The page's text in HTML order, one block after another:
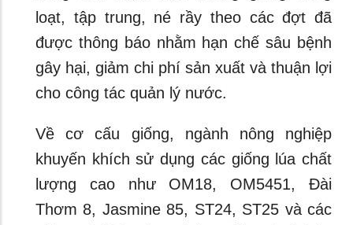
loạt, tập trung, né rầy theo các đợt đã
được thông báo nhằm hạn chế sâu bệnh
gây hại, giảm chi phí sản xuất và thuận lợi
cho công tác quản lý nước.
Về cơ cấu giống, ngành nông nghiệp
khuyến khích sử dụng các giống lúa chất
lượng cao như OM18, OM5451, Đài
Thơm 8, Jasmine 85, ST24, ST25 và các